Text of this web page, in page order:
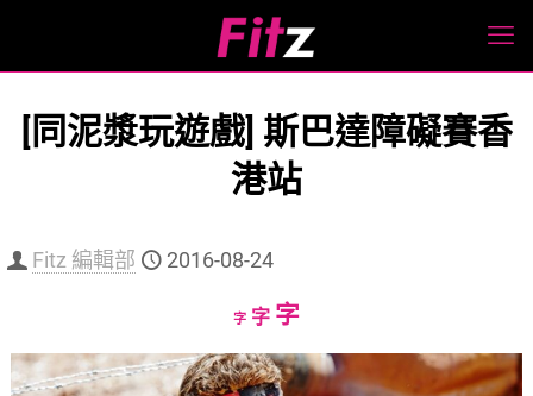
[同泥漿玩遊戲] 斯巴達障礙賽香
港站
Fitz 編輯部 2016-08-24
字Decrease
size.
字Reset
size.
字Increase
size.